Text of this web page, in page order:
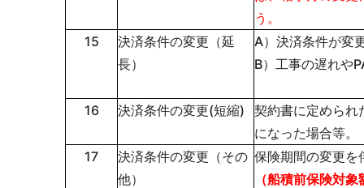
う。
15
決済条件の変更（延
長）
A）決済条件が変
B）工事の遅れや
16 決済条件の変更(短縮)
契約書に定められ
になった場合等。
17
決済条件の変更（その
他）
保険期間の変更を
（船積前保険対